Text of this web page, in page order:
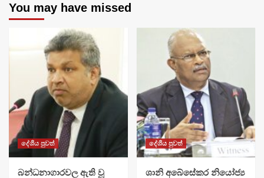
You may have missed
දේශීය පුවත්
බන්ධනාගාරවල ඇති වූ
දේශීය පුවත්
ශානි අබේසේකර නියෝජ්‍ය